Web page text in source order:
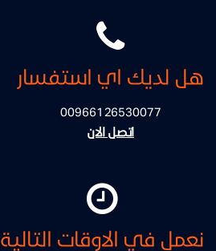
هل لديك اي استفسار
00966126530077
اتصل الان
نعمل في الاوقات التالية